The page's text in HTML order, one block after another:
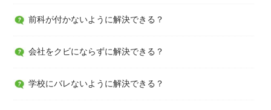
前科が付かないように解決できる？
会社をクビにならずに解決できる？
学校にバレないように解決できる？